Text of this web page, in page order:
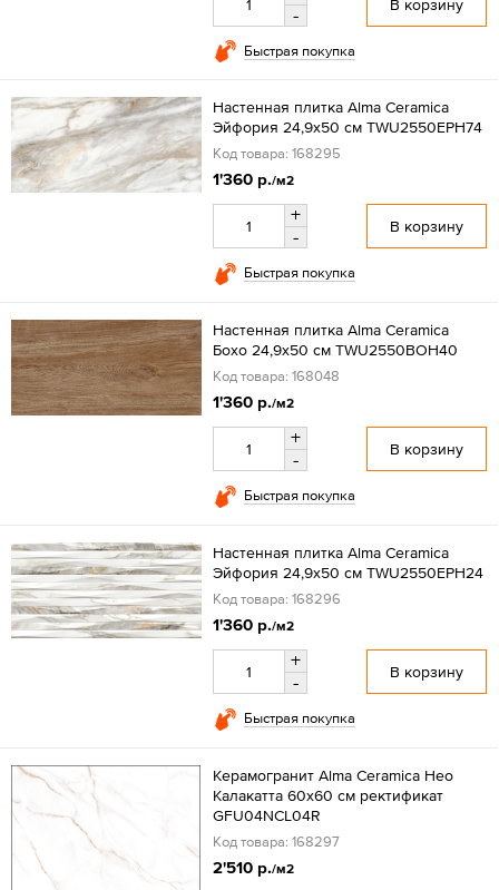
-
В корзину
Быстрая покупка
Настенная плитка Alma Ceramica
Эйфория 24,9x50 см TWU2550EPH74
Код товара: 168295
1'360 р./м2
+
-
В корзину
Быстрая покупка
Настенная плитка Alma Ceramica
Бохо 24,9x50 см TWU2550BOH40
Код товара: 168048
1'360 р./м2
+
-
В корзину
Быстрая покупка
Настенная плитка Alma Ceramica
Эйфория 24,9x50 см TWU2550EPH24
Код товара: 168296
1'360 р./м2
+
-
В корзину
Быстрая покупка
Керамогранит Alma Ceramica Нео
Калакатта 60x60 см ректификат
GFU04NCL04R
Код товара: 168297
2'510 р./м2